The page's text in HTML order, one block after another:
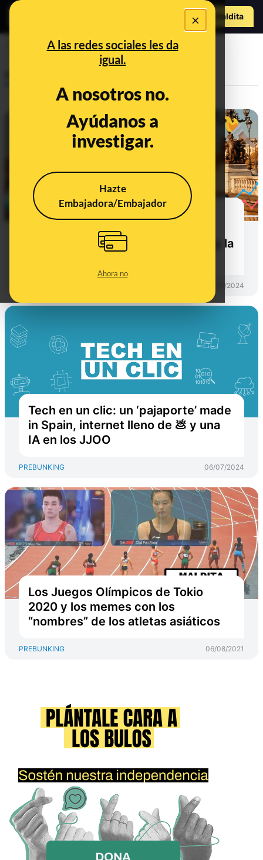
×
A las redes sociales les da
igual.
A nosotros no.
Ayúdanos a
investigar.
Hazte
Embajadora/Embajador
Ahora no
Hazte Maldita
juegos olímpicos
El saneamiento del Sena para los
Juegos Olímpicos: la calidad del
agua según los últimos informes y la
17/07/2024
Tech en un clic: un ‘pajaporte’ made
in Spain, internet lleno de 💩 y una
IA en los JJOO
PREBUNKING 06/07/2024
Los Juegos Olímpicos de Tokio
2020 y los memes con los
“nombres” de los atletas asiáticos
PREBUNKING 06/08/2021